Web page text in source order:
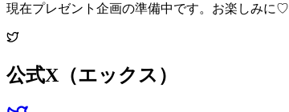
現在プレゼント企画の準備中です。お楽しみに♡
公式X（エックス）